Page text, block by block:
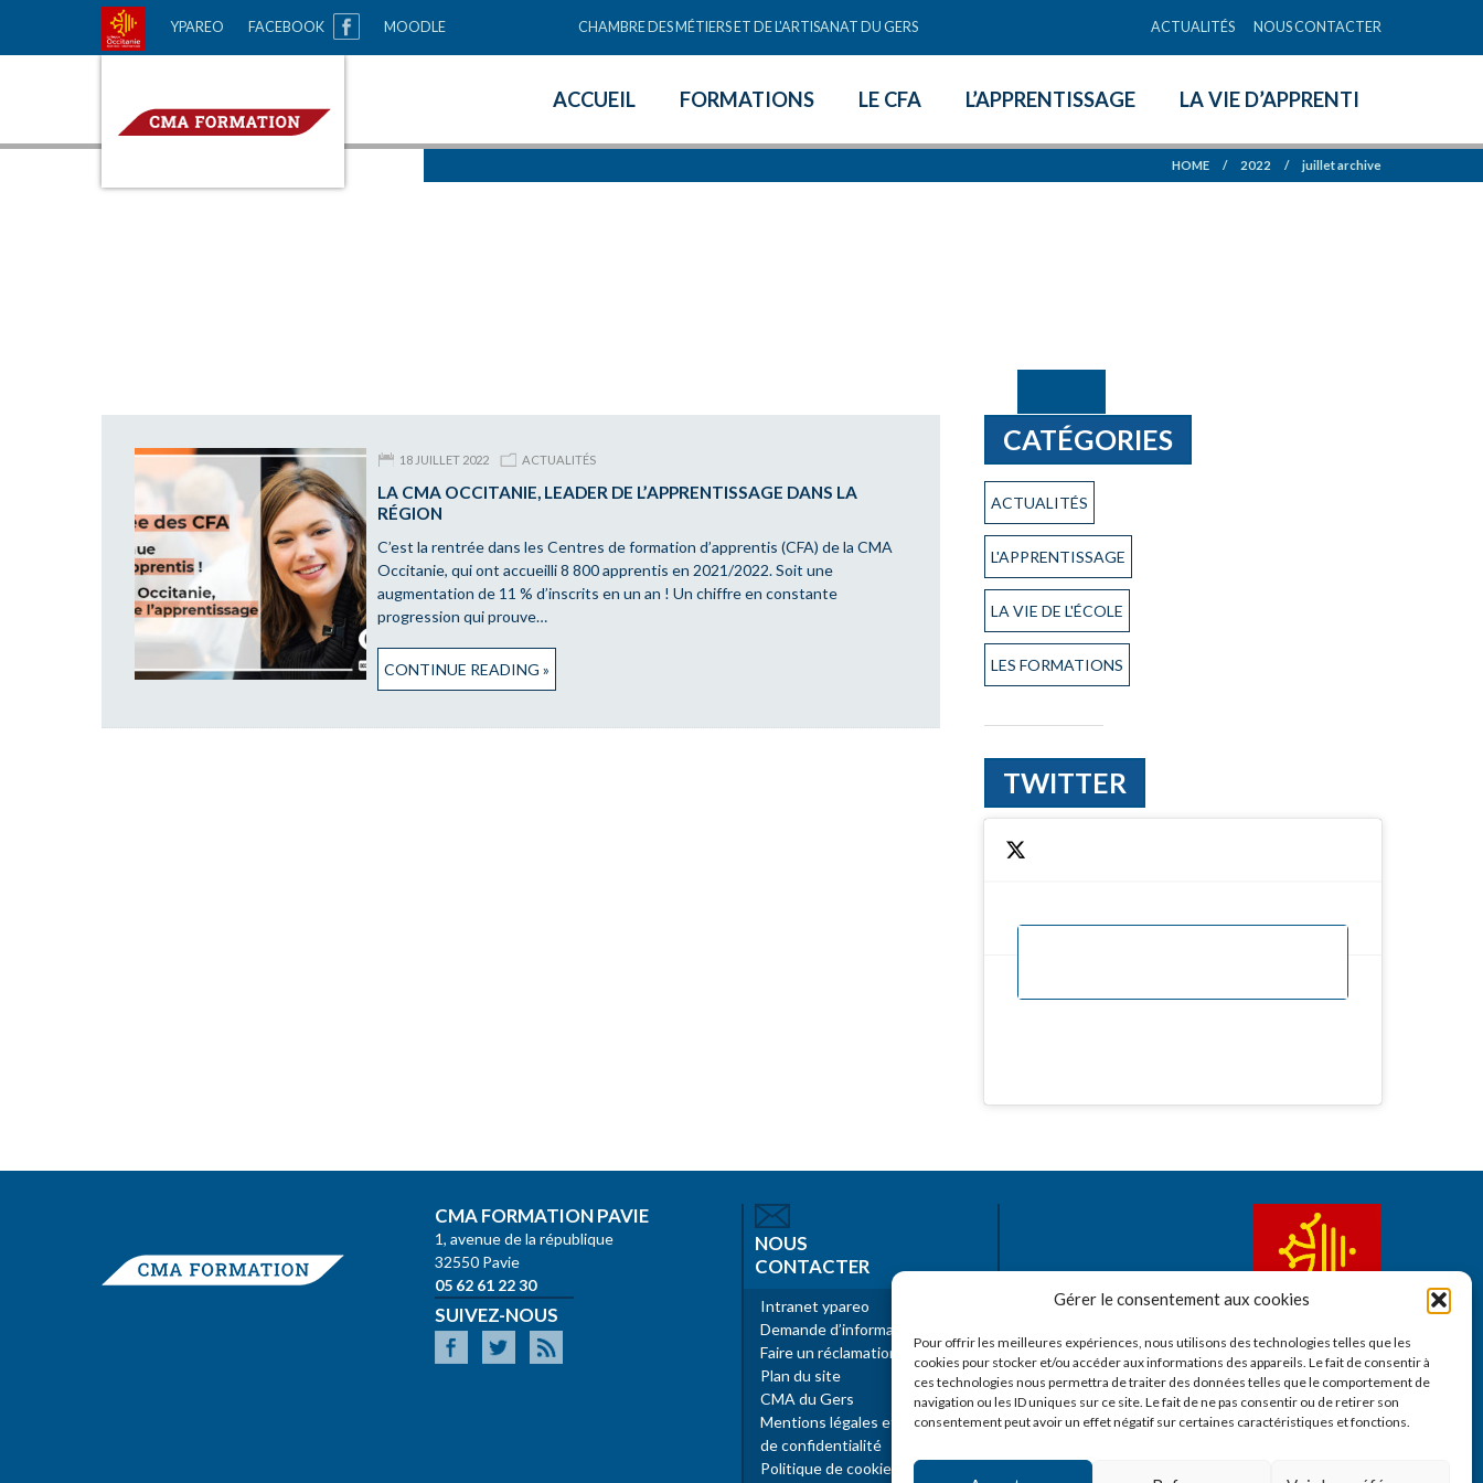
Gérer le consentement aux cookies
Pour offrir les meilleures expériences, nous utilisons des technologies telles que les
cookies pour stocker et/ou accéder aux informations des appareils. Le fait de consentir à
ces technologies nous permettra de traiter des données telles que le comportement de
navigation ou les ID uniques sur ce site. Le fait de ne pas consentir ou de retirer son
consentement peut avoir un effet négatif sur certaines caractéristiques et fonctions.
GO
MAIN
NAVIGATION
YPAREO FACEBOOK MOODLE ACTUALITÉS NOUS CONTACTER
CHAMBRE DES MÉTIERS ET DE L'ARTISANAT DU GERS
Skip
to
content
ACCUEIL FORMATIONS LE CFA L’APPRENTISSAGE LA VIE D’APPRENTI
HOME / 2022 / juillet archive
18 JUILLET 2022 ACTUALITÉS
LA CMA OCCITANIE, LEADER DE L’APPRENTISSAGE DANS LA
RÉGION
C’est la rentrée dans les Centres de formation d’apprentis (CFA) de la CMA
Occitanie, qui ont accueilli 8 800 apprentis en 2021/2022. Soit une
augmentation de 11 % d’inscrits en un an ! Un chiffre en constante
progression qui prouve…
CONTINUE READING »
CATÉGORIES
ACTUALITÉS
L'APPRENTISSAGE
LA VIE DE L'ÉCOLE
LES FORMATIONS
TWITTER
CMA FORMATION PAVIE
1, avenue de la république
32550 Pavie
05 62 61 22 30
SUIVEZ-NOUS
NOUS
CONTACTER
Intranet ypareo
Demande d’informations
Faire un réclamation
Plan du site
CMA du Gers
Mentions légales et politique
de confidentialité
Politique de cookies